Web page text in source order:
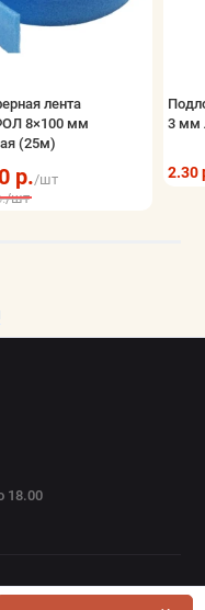
лента
8×100 мм
(25м)
р./шт
/шт
3 мм
2.30
18.00